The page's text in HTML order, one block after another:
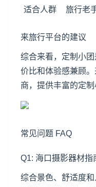
适合人群 旅行老
来旅行平台的建议
综合来看，定制小
价比和体验感兼顾
商，提供丰富的定制
常见问题 FAQ
Q1: 海口摄影器材指
综合景色、舒适度